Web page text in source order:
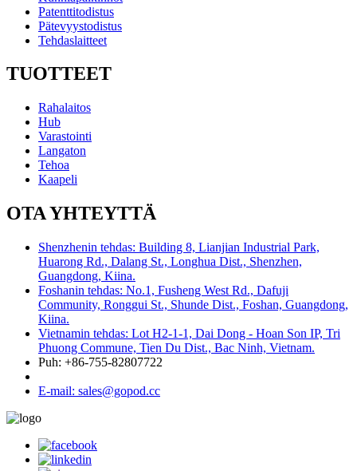
Patenttitodistus
Pätevyystodistus
Tehdaslaitteet
TUOTTEET
Rahalaitos
Hub
Varastointi
Langaton
Tehoa
Kaapeli
OTA YHTEYTTÄ
Shenzhenin tehdas: Building 8, Lianjian Industrial Park,
Huarong Rd., Dalang St., Longhua Dist., Shenzhen,
Guangdong, Kiina.
Foshanin tehdas: No.1, Fusheng West Rd., Dafuji
Community, Ronggui St., Shunde Dist., Foshan, Guangdong,
Kiina.
Vietnamin tehdas: Lot H2-1-1, Dai Dong - Hoan Son IP, Tri
Phuong Commune, Tien Du Dist., Bac Ninh, Vietnam.
Puh: +86-755-82807722
E-mail: sales@gopod.cc